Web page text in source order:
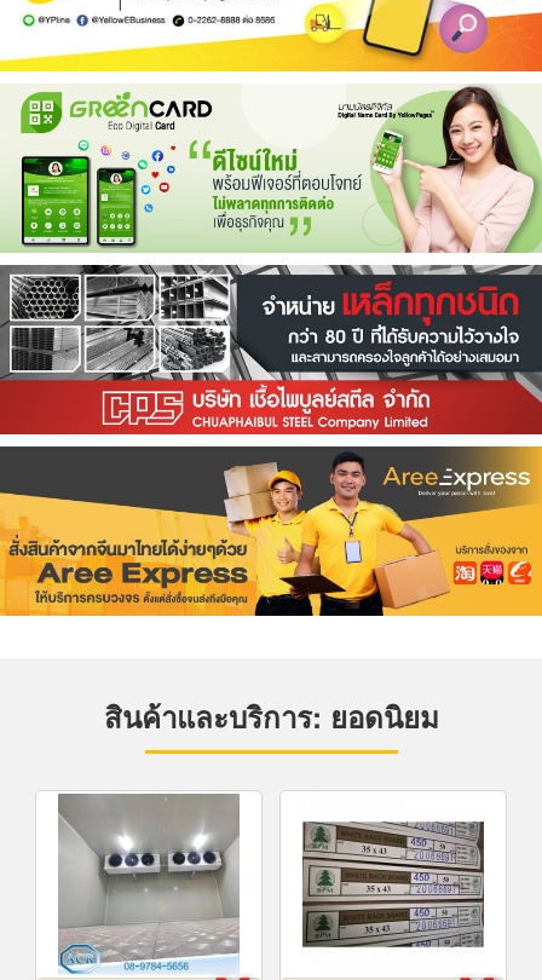
สินค้าและบริการ: ยอดนิยม